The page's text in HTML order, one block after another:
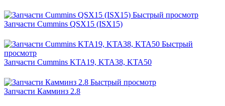
Быстрый просмотр
Запчасти Cummins QSX15 (ISX15)
Быстрый
просмотр
Запчасти Cummins KTA19, KTA38, KTA50
Быстрый просмотр
Запчасти Камминз 2.8